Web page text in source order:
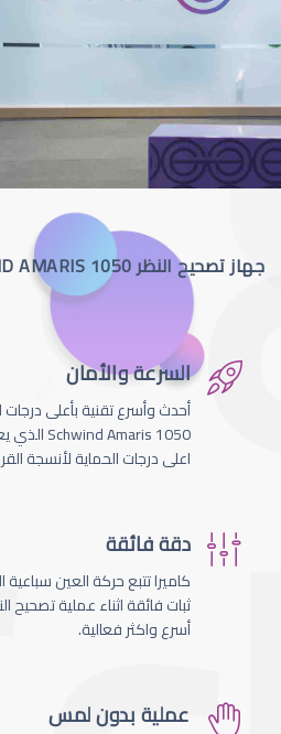
جهاز تصحيح النظر SCHWIND AMARIS 1050
السرعة والأمان
أحدث وأسرع تقنية بأعلى درجات
اعلى درجات الحماية لأنسجة
دقة فائقة
ثبات فائقة اثناء عملية تصحيح
أسرع واكثر فعالية.
عملية بدون لمس